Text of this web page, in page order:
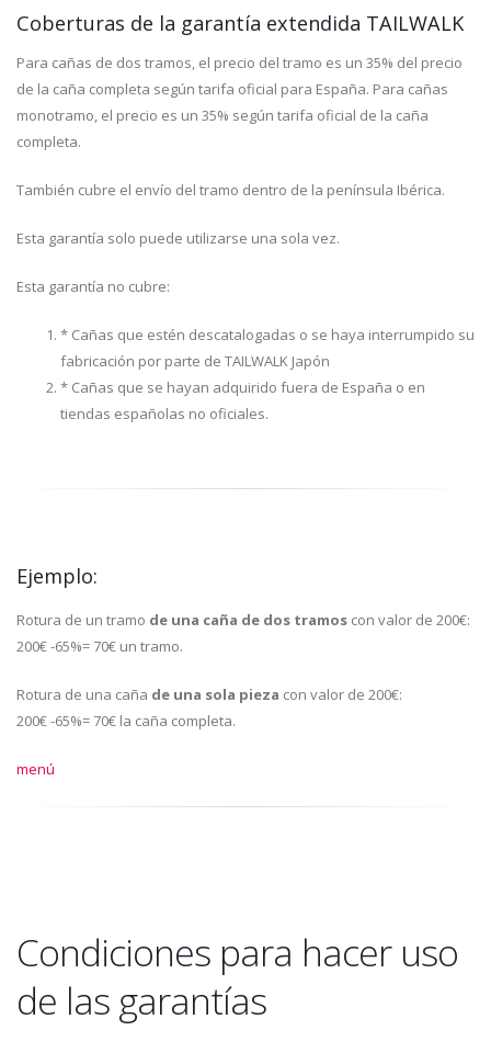
Coberturas de la garantía extendida TAILWALK
Para cañas de dos tramos, el precio del tramo es un 35% del precio
de la caña completa según tarifa oficial para España. Para cañas
monotramo, el precio es un 35% según tarifa oficial de la caña
completa.
También cubre el envío del tramo dentro de la península Ibérica.
Esta garantía solo puede utilizarse una sola vez.
Esta garantía no cubre:
* Cañas que estén descatalogadas o se haya interrumpido su
fabricación por parte de TAILWALK Japón
* Cañas que se hayan adquirido fuera de España o en
tiendas españolas no oficiales.
Ejemplo:
Rotura de un tramo de una caña de dos tramos con valor de 200€:
200€ -65%= 70€ un tramo.
Rotura de una caña de una sola pieza con valor de 200€:
200€ -65%= 70€ la caña completa.
menú
Condiciones para hacer uso
de las garantías